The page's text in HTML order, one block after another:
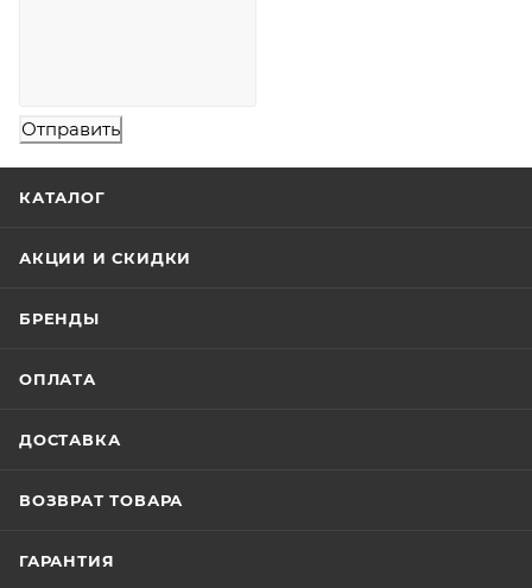
КАТАЛОГ
АКЦИИ И СКИДКИ
БРЕНДЫ
ОПЛАТА
ДОСТАВКА
ВОЗВРАТ ТОВАРА
ГАРАНТИЯ